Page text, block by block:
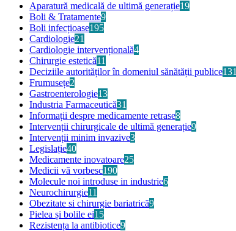
Aparatură medicală de ultimă generație19
Boli & Tratamente9
Boli infecțioase195
Cardiologie21
Cardiologie intervențională4
Chirurgie estetică11
Deciziile autorităților în domeniul sănătății publice131
Frumusețe2
Gastroenterologie13
Industria Farmaceutică31
Informații despre medicamente retrase8
Intervenții chirurgicale de ultimă generație9
Intervenții minim invazive3
Legislație40
Medicamente inovatoare25
Medicii vă vorbesc190
Molecule noi introduse in industrie6
Neurochirurgie11
Obezitate si chirurgie bariatrică9
Pielea și bolile ei15
Rezistența la antibiotice9